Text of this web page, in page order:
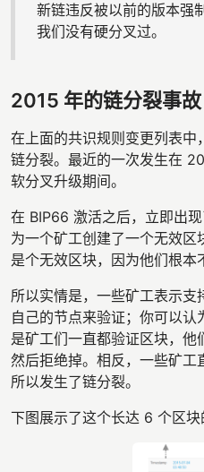
新链违反被以前的版本强
我们没有硬分叉过。
2015 年的链分裂事故
在上面的共识规则变更列表中
链分裂。最近的一次发生在
软分叉升级期间。
在 BIP66 激活之后，立即出
为一个矿工创建了一个无效
是个无效区块，因为他们根本
所以实情是，一些矿工表示
自己的节点来验证；你可以认
是矿工们一直都验证区块，他
然后拒绝掉。相反，一些矿工
所以发生了链分裂。
下图展示了这个长达 6 个区块